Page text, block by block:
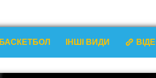
БАСКЕТБОЛ ІНШІ ВИДИ